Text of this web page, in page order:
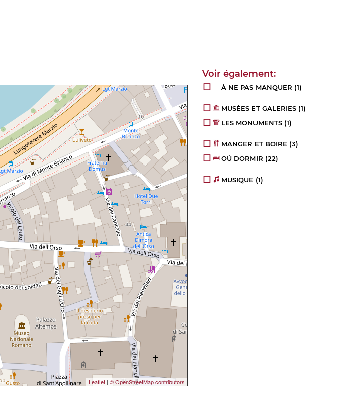
Leaflet | © OpenStreetMap contributors
À NE PAS MANQUER (1)
MUSÉES ET GALERIES (1)
LES MONUMENTS (1)
MANGER ET BOIRE (3)
OÙ DORMIR (22)
MUSIQUE (1)